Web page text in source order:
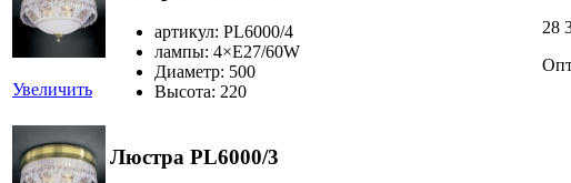
Увеличить
артикул: PL6000/4
лампы: 4×Е27/60W
Диаметр: 500
Высота: 220
28
Люстра PL6000/3